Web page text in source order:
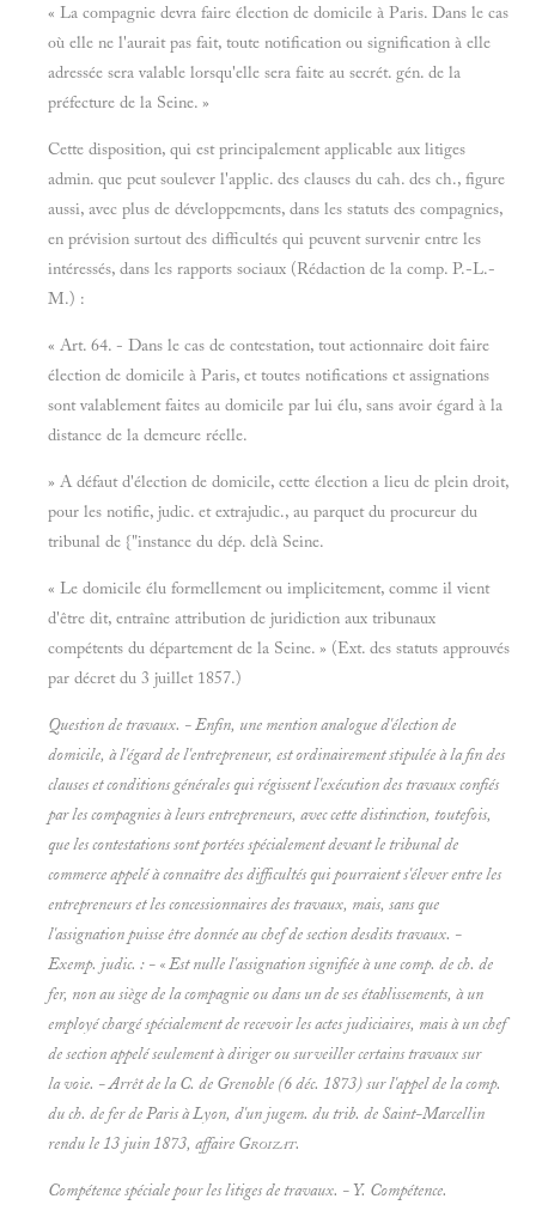
« La compagnie devra faire élection de domicile à Paris. Dans le cas
où elle ne l'aurait pas fait, toute notification ou signification à elle
adressée sera valable lorsqu'elle sera faite au secrét. gén. de la
préfecture de la Seine. »
Cette disposition, qui est principalement applicable aux litiges
admin. que peut soulever l'applic. des clauses du cah. des ch., figure
aussi, avec plus de développements, dans les statuts des compagnies,
en prévision surtout des difficultés qui peuvent survenir entre les
intéressés, dans les rapports sociaux (Rédaction de la comp. P.-L.-
M.) :
« Art. 64. - Dans le cas de contestation, tout actionnaire doit faire
élection de domicile à Paris, et toutes notifications et assignations
sont valablement faites au domicile par lui élu, sans avoir égard à la
distance de la demeure réelle.
» A défaut d'élection de domicile, cette élection a lieu de plein droit,
pour les notifie, judic. et extrajudic., au parquet du procureur du
tribunal de {"instance du dép. delà Seine.
« Le domicile élu formellement ou implicitement, comme il vient
d'être dit, entraîne attribution de juridiction aux tribunaux
compétents du département de la Seine. » (Ext. des statuts approuvés
par décret du 3 juillet 1857.)
Question de travaux. - Enfin, une mention analogue d'élection de
domicile, à l'égard de l'entrepreneur, est ordinairement stipulée à la fin des
clauses et conditions générales qui régissent l'exécution des travaux confiés
par les compagnies à leurs entrepreneurs, avec cette distinction, toutefois,
que les contestations sont portées spécialement devant le tribunal de
commerce appelé à connaître des difficultés qui pourraient s'élever entre les
entrepreneurs et lesconcessionnaires des travaux, mais, sans que
l'assignation puisse être donnée au chef de section desdits travaux. -
Exemp. judic. : - « Est nulle l'assignation signifiée à une comp. de ch. de
fer, non au siège de la compagnie ou dans un de ses établissements, à un
employé chargé spécialement de recevoir les actes judiciaires, mais à un chef
de section appelé seulement à diriger ou surveiller certains travaux sur
la voie. -Arrêt de la C. de Grenoble (6 déc. 1873) sur l'appel de la comp.
du ch. de fer de Paris à Lyon, d'un jugem. du trib. de Saint-Marcellin
rendu le 13 juin 1873, affaire Groizat.
Compétence spéciale pour les litiges de travaux. - Y. Compétence.